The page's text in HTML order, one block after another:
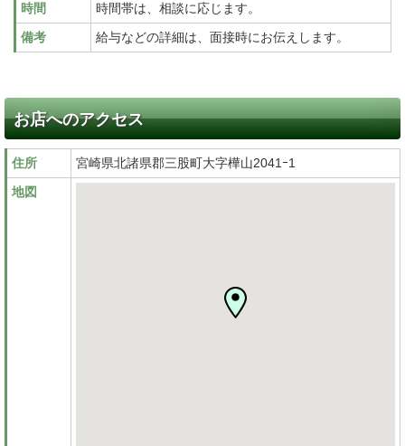
時間
時間帯は、相談に応じます。
備考
給与などの詳細は、面接時にお伝えします。
お店へのアクセス
住所
宮崎県北諸県郡三股町大字樺山2041ｰ1
地図